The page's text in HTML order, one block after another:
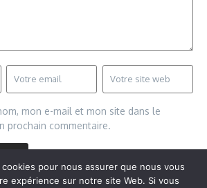
mon e-mail et mon site dans le
prochain commentaire.
pour nous assurer que nous vous
expérience sur notre site Web. Si vous